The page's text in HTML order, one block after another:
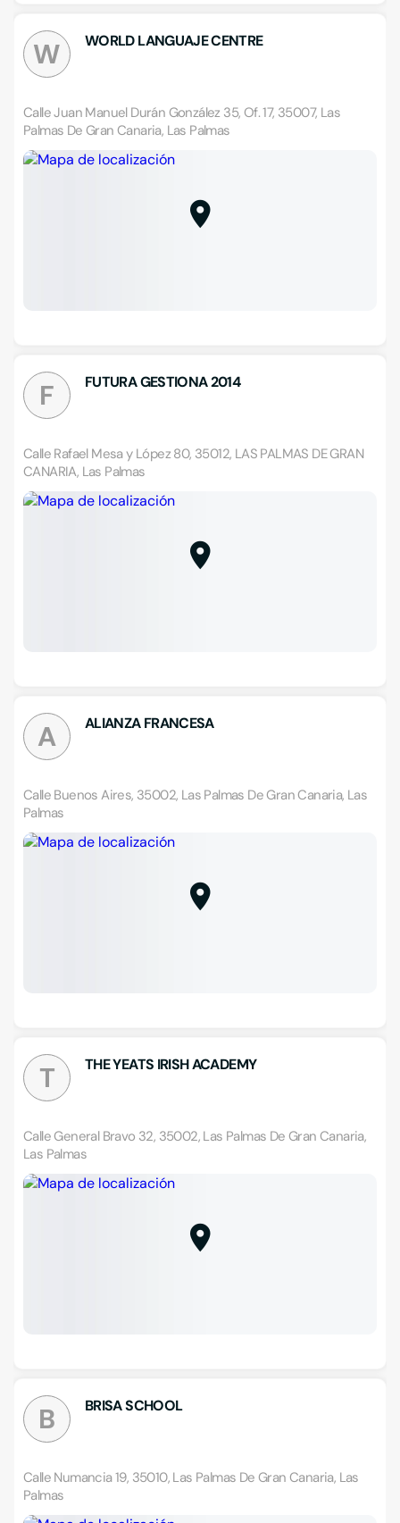
W WORLD LANGUAJE CENTRE
Calle Juan Manuel Durán González 35, Of. 17, 35007, Las
Palmas De Gran Canaria, Las Palmas
F FUTURA GESTIONA 2014
Calle Rafael Mesa y López 80, 35012, LAS PALMAS DE GRAN
CANARIA, Las Palmas
A ALIANZA FRANCESA
Calle Buenos Aires, 35002, Las Palmas De Gran Canaria, Las
Palmas
T THE YEATS IRISH ACADEMY
Calle General Bravo 32, 35002, Las Palmas De Gran Canaria,
Las Palmas
B BRISA SCHOOL
Calle Numancia 19, 35010, Las Palmas De Gran Canaria, Las
Palmas